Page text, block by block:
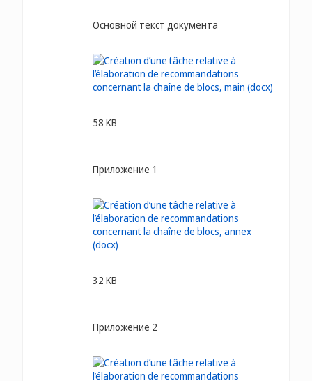
Основной текст документа
58 KB
Приложение 1
32 KB
Приложение 2